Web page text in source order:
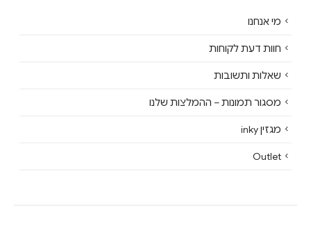
מי אנחנו
חוות דעת לקוחות
שאלות ותשובות
מסגור תמונות – ההמלצות שלנו
מגזין inky
Outlet